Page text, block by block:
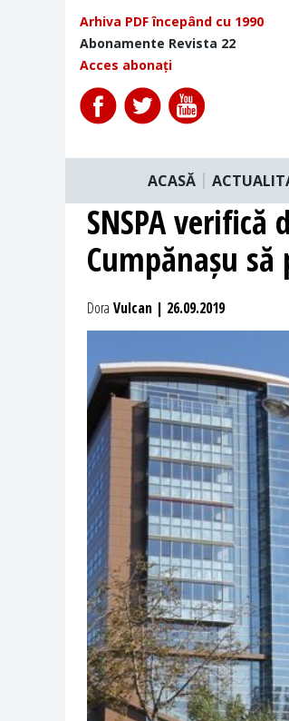
Arhiva PDF începând cu 1990
Abonamente Revista 22
Acces abonați
ACASĂ
SNSPA
Cumpănașu
Dora Vulcan | 26.09.2019